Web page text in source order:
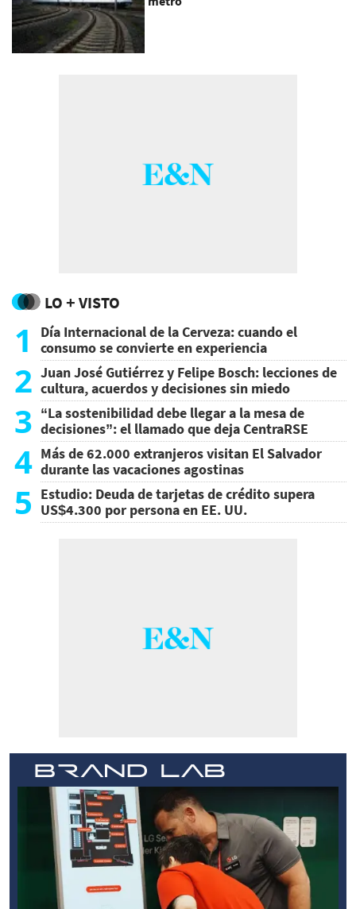
LO + VISTO
1
Día Internacional de la Cerveza: cuando el
consumo se convierte en experiencia
2 Juan José Gutiérrez y Felipe Bosch: lecciones de
cultura, acuerdos y decisiones sin miedo
3 “La sostenibilidad debe llegar a la mesa de
decisiones”: el llamado que deja CentraRSE
4 Más de 62.000 extranjeros visitan El Salvador
durante las vacaciones agostinas
5 Estudio: Deuda de tarjetas de crédito supera
US$4.300 por persona en EE. UU.